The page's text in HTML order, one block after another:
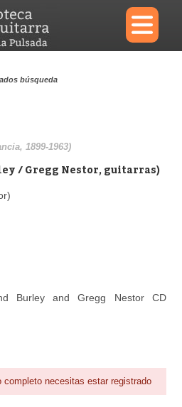
×
Diccionario
búsqueda
1899-1963)
/ Gregg Nestor, guitarras)
Burley and Gregg Nestor CD
completo necesitas estar registrado